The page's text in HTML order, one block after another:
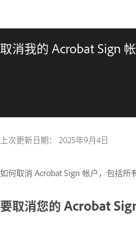
取消我的 Acrobat Sign
上次更新日期： 2025年9月4日
如何取消 Acrobat Sign 帐户，包括所
要取消您的 Acrobat